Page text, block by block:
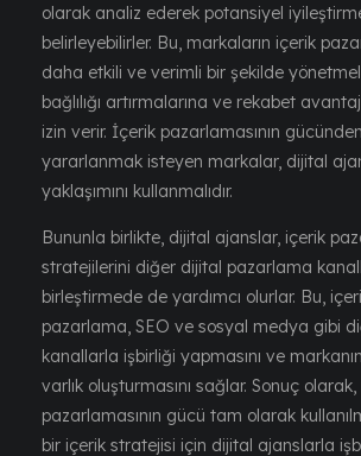
olarak analiz ederek potansiyel
belirleyebilirler. Bu, markaların içerik
daha etkili ve verimli bir şekilde
bağlılığı artırmalarına ve rekabet
izin verir. İçerik pazarlamasının
yararlanmak isteyen markalar, dijital
yaklaşımını kullanmalıdır.
Bununla birlikte, dijital ajanslar, içerik
stratejilerini diğer dijital pazarlama
birleştirmede de yardımcı olurlar. Bu,
pazarlama, SEO ve sosyal medya gibi
kanallarla işbirliği yapmasını ve
varlık oluşturmasını sağlar. Sonuç
pazarlamasının gücü tam olarak
bir içerik stratejisi için dijital ajanslarla